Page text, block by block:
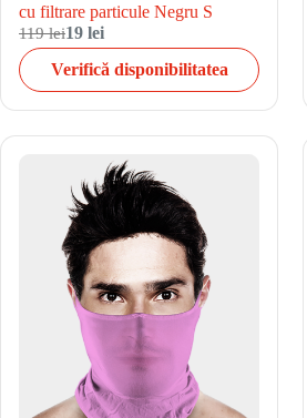
cu filtrare particule Negru S
119 lei19 lei
Verifică disponibilitatea